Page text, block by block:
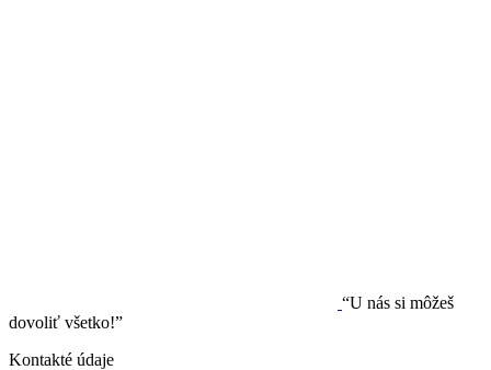
“U nás si môžeš
dovoliť všetko!”
Kontakté údaje